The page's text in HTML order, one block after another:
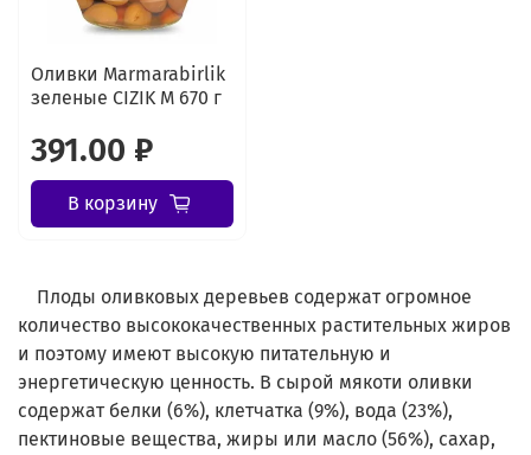
Оливки Marmarabirlik
зеленые CIZIK M 670 г
391.00 ₽
В корзину
Плоды оливковых деревьев содержат огромное
количество высококачественных растительных жиров
и поэтому имеют высокую питательную и
энергетическую ценность. В сырой мякоти оливки
содержат белки (6%), клетчатка (9%), вода (23%),
пектиновые вещества, жиры или масло (56%), сахар,